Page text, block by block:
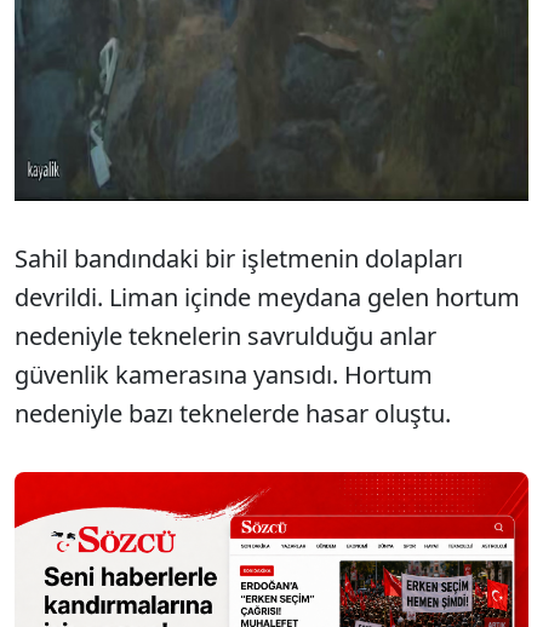
Sahil bandındaki bir işletmenin dolapları
devrildi. Liman içinde meydana gelen hortum
nedeniyle teknelerin savrulduğu anlar
güvenlik kamerasına yansıdı. Hortum
nedeniyle bazı teknelerde hasar oluştu.